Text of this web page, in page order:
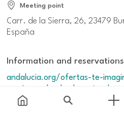
Meeting point
Carr. de la Sierra, 26, 23479
España
Information and reservations
andalucia.org/ofertas-te-
magico-rodeado-de-naturaleza